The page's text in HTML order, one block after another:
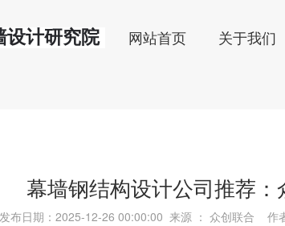
网站首页 关于我们
设计研究院
幕墙钢结构设计公司推荐：
发布日期：2025-12-26 00:00:00 来源 ： 众创联合 作